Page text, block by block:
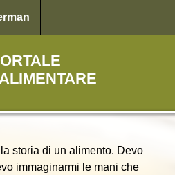
principale
storia di un alimento. Devo
immaginarmi le mani che